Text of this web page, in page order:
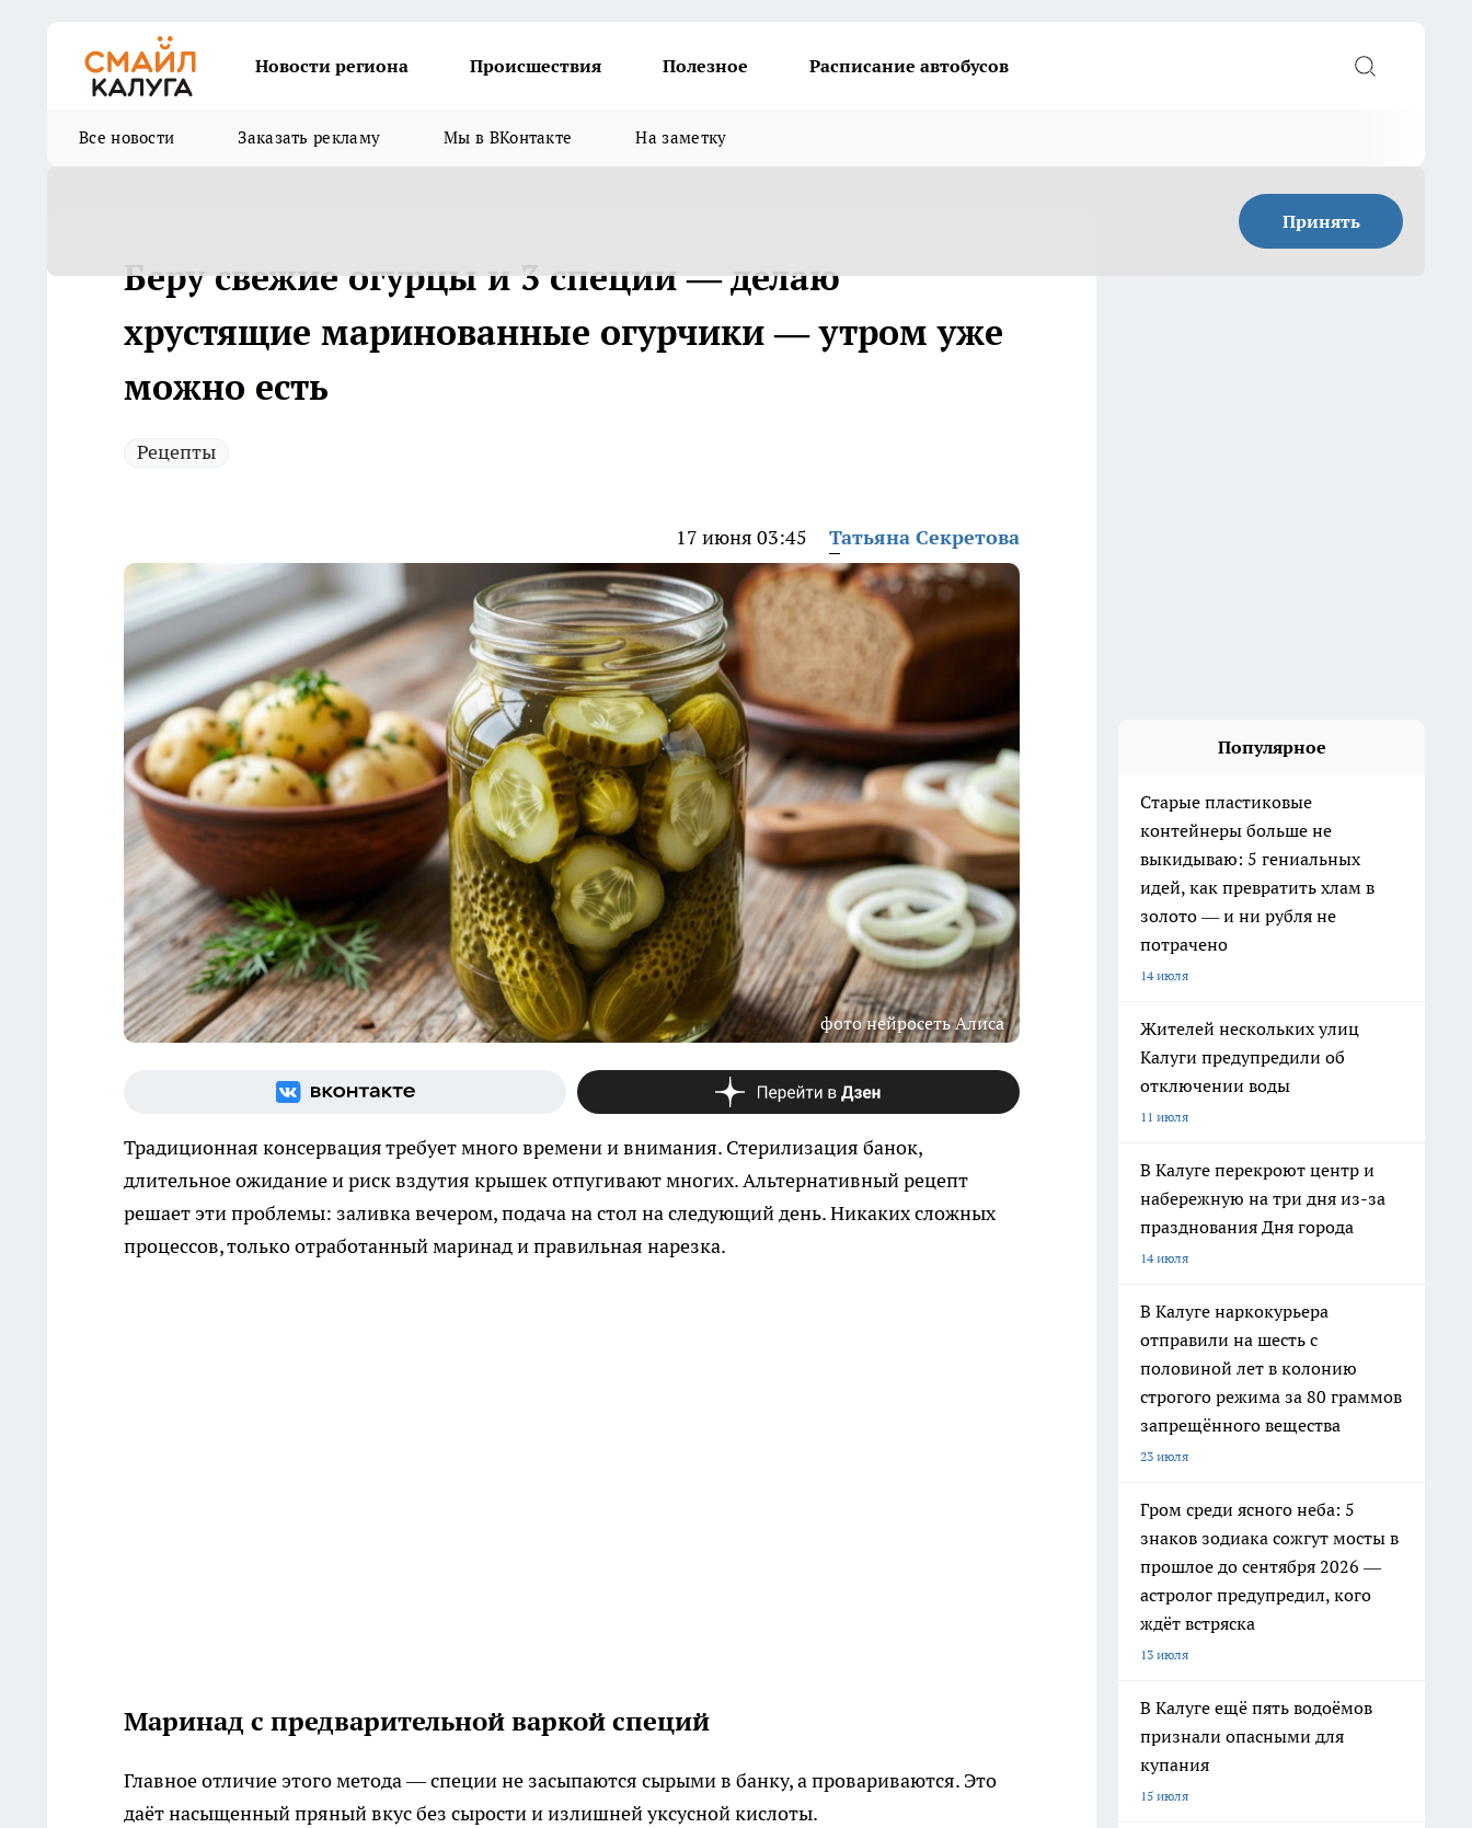
Новости региона Происшествия Полезное Расписание автобусов
Все новости Заказать рекламу Мы в ВКонтакте На заметку
Принять
Беру свежие огурцы и 3 специи — делаю
хрустящие маринованные огурчики — утром уже
можно есть
Рецепты
17 июня 03:45 Татьяна Секретова
фото нейросеть Алиса
Традиционная консервация требует много времени и внимания. Стерилизация банок,
длительное ожидание и риск вздутия крышек отпугивают многих. Альтернативный рецепт
решает эти проблемы: заливка вечером, подача на стол на следующий день. Никаких сложных
процессов, только отработанный маринад и правильная нарезка.
Маринад с предварительной варкой специй
Главное отличие этого метода — специи не засыпаются сырыми в банку, а провариваются. Это
даёт насыщенный пряный вкус без сырости и излишней уксусной кислоты.
Популярное
Старые пластиковые
контейнеры больше не
выкидываю: 5 гениальных
идей, как превратить хлам в
золото — и ни рубля не
потрачено
14 июля
Жителей нескольких улиц
Калуги предупредили об
отключении воды
11 июля
В Калуге перекроют центр и
набережную на три дня из-за
празднования Дня города
14 июля
В Калуге наркокурьера
отправили на шесть с
половиной лет в колонию
строгого режима за 80 граммов
запрещённого вещества
23 июля
Гром среди ясного неба: 5
знаков зодиака сожгут мосты в
прошлое до сентября 2026 —
астролог предупредил, кого
ждёт встряска
13 июля
В Калуге ещё пять водоёмов
признали опасными для
купания
15 июля